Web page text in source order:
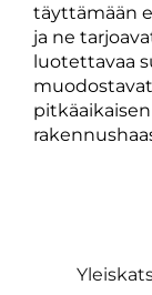
täyttämään
ja ne
luotettavaa